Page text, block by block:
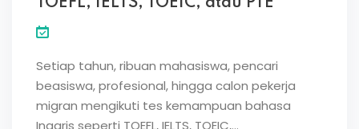
Setiap tahun, ribuan mahasiswa, pencari
beasiswa, profesional, hingga calon pekerja
migran mengikuti tes kemampuan bahasa
Inggris seperti TOEFL, IELTS, TOEIC,…